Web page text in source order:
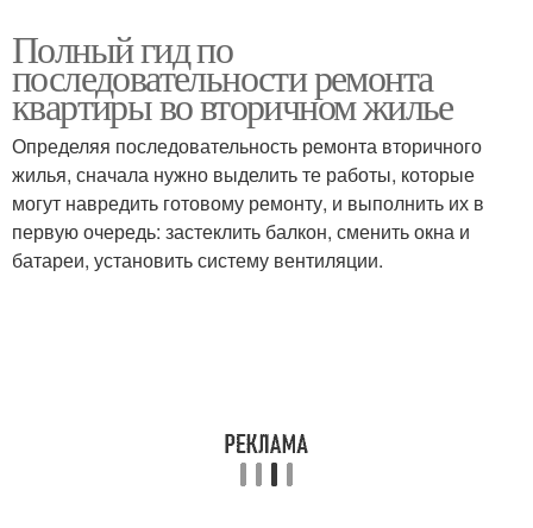
Полный гид по
последовательности ремонта
квартиры во вторичном жилье
Определяя последовательность ремонта вторичного
жилья, сначала нужно выделить те работы, которые
могут навредить готовому ремонту, и выполнить их в
первую очередь: застеклить балкон, сменить окна и
батареи, установить систему вентиляции.